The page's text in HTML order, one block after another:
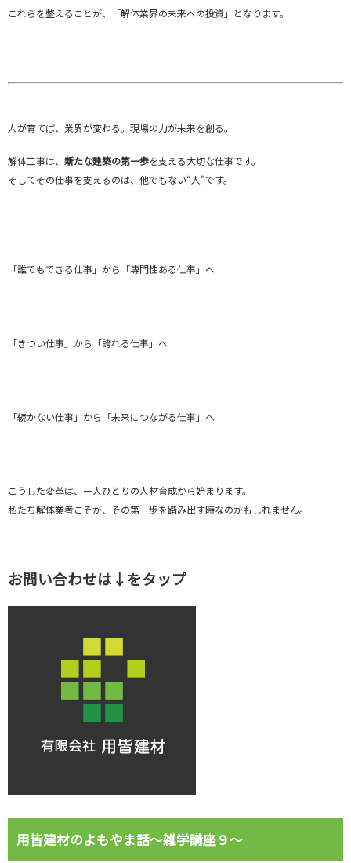
これらを整えることが、「解体業界の未来への投資」となります。
人が育てば、業界が変わる。現場の力が未来を創る。
解体工事は、 新たな建築の第一歩を支える大切な仕事です。
そしてその仕事を支えるのは、他でもない“人”です。
「誰でもできる仕事」から「専門性ある仕事」へ
「きつい仕事」から「誇れる仕事」へ
「続かない仕事」から「未来につながる仕事」へ
こうした変革は、一人ひとりの人材育成から始まります。
私たち解体業者こそが、その第一歩を踏み出す時なのかもしれません。
お問い合わせは↓をタップ
用皆建材のよもやま話～雑学講座９～